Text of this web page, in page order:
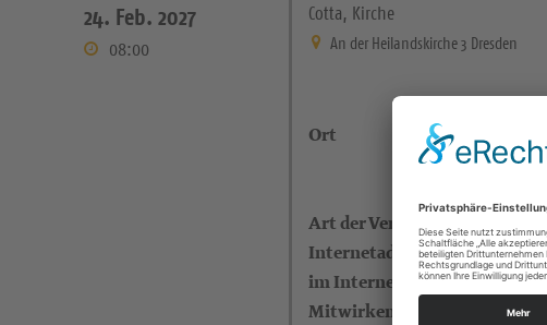
24. Feb. 2027
08:00
Cotta, Kirche
An der Heilandskirche 3 Dresden
Ort
Art der Veranstaltung
Internetadresse (eigene Infos
im Internet)
Mitwirkende